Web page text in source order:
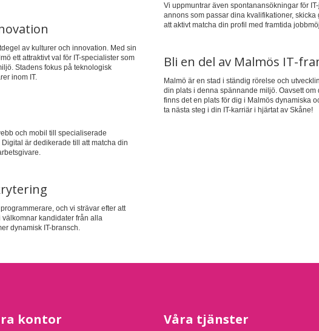
av kulturer och innovation. Med sin
ett attraktivt val för IT-specialister som
Stadens fokus på teknologisk
inom IT.
och mobil till specialiserade
är dedikerade till att matcha din
och vi strävar efter att
kandidater från alla
dynamisk IT-bransch.
Vi uppmuntrar även spontanansökningar för
annons som passar dina kvalifikationer, skicka
att aktivt matcha din profil med framtida
Bli en del av Malmös IT-
Malmö är en stad i ständig rörelse och
din plats i denna spännande miljö. Oavsett
finns det en plats för dig i Malmös dynamiska
ta nästa steg i din IT-karriär i hjärtat av Skåne!
kontor Våra tjänster